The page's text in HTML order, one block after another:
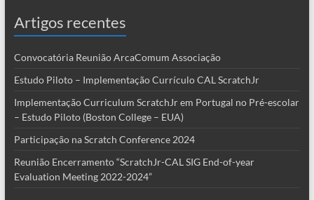
Artigos recentes
Convocatória Reunião ArcaComum Associação
Estudo Piloto – Implementação Currículo CAL ScratchJr
Implementação Curriculum ScratchJr em Portugal no Pré-escolar
– Estudo Piloto (Boston College – EUA)
Participação na Scratch Conference 2024
Reunião Encerramento “ScratchJr-CAL SIG End-of-year
Evaluation Meeting 2022-2024”